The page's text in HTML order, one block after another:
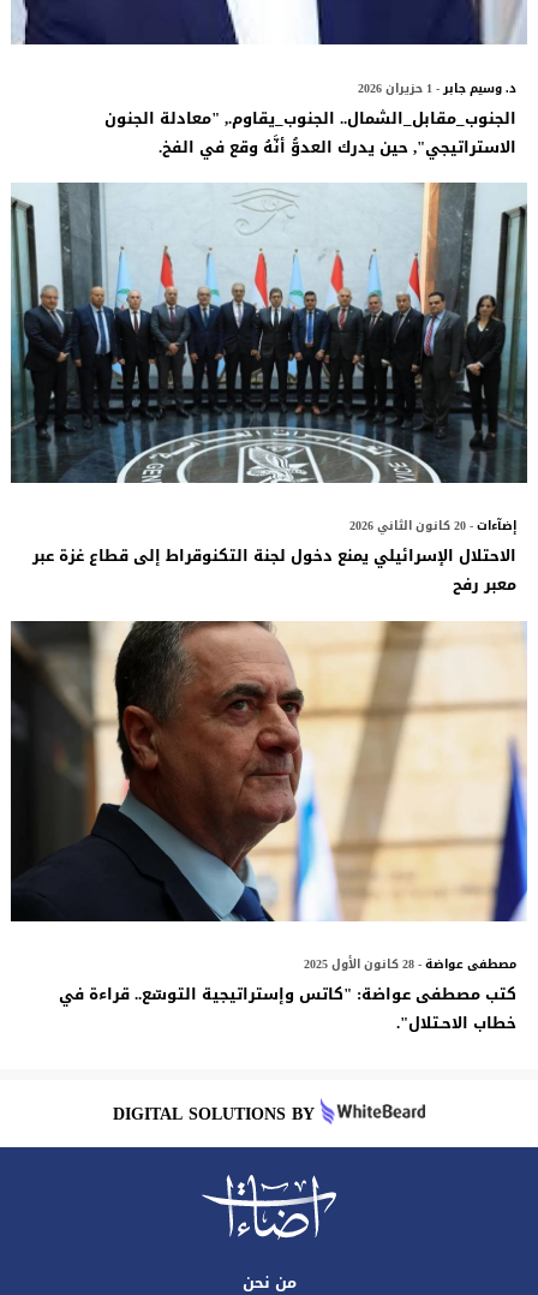
د. وسيم جابر- 1 حزيران 2026
الجنوب_مقابل_الشمال.. الجنوب_يقاوم., "معادلة الجنون
الاستراتيجي", حين يدرك العدوُّ أنَّهُ وقع في الفخ.
إضآءات- 20 كانون الثاني 2026
الاحتلال الإسرائيلي يمنع دخول لجنة التكنوقراط إلى قطاع غزة عبر
معبر رفح
مصطفى عواضة- 28 كانون الأول 2025
كتب مصطفى عواضة: "كاتس وإستراتيجية التوسّع.. قراءة في
خطاب الاحـتلال".
DIGITAL SOLUTIONS BY
من نحن